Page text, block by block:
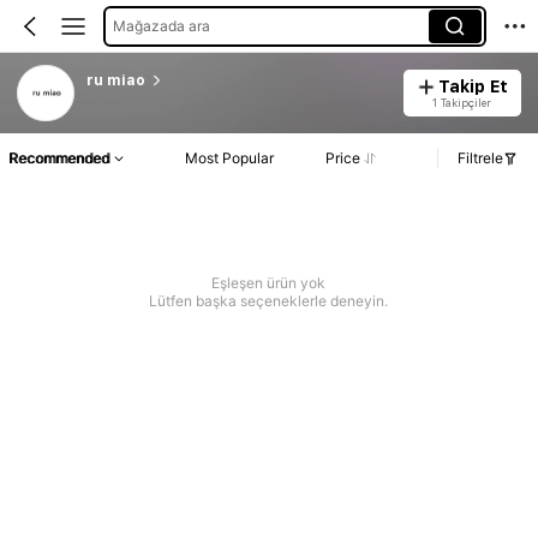
Mağazada ara
ru miao Takip Et
1 Takipçiler
Recommended Most Popular Price Filtrele
Eşleşen ürün yok
Lütfen başka seçeneklerle deneyin.